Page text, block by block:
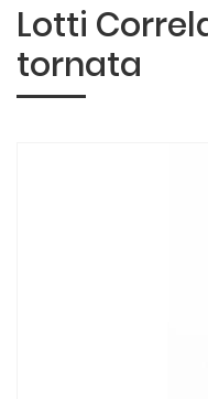
Lotti
tornata